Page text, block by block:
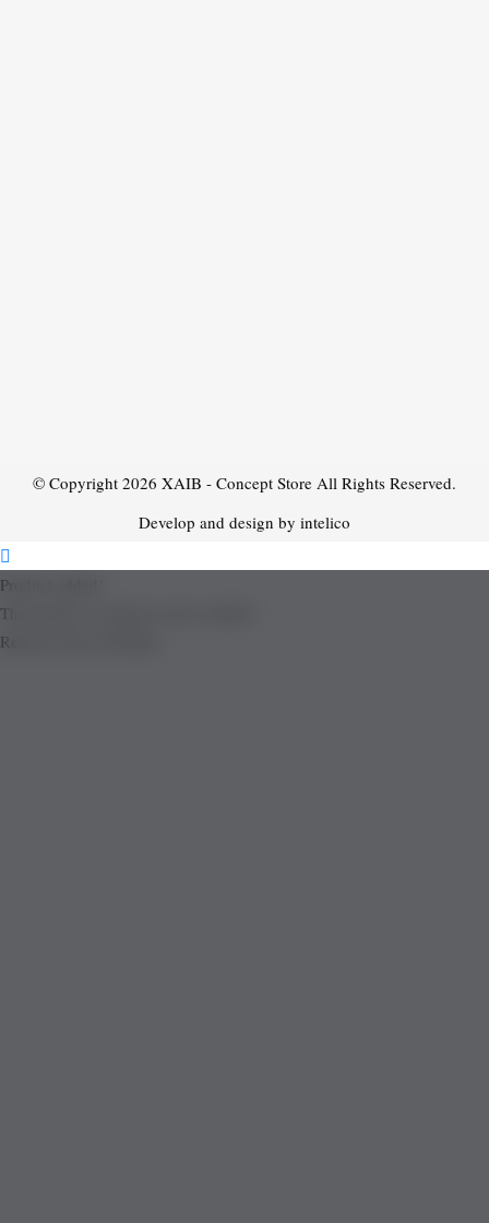
© Copyright 2026 XAIB - Concept Store All Rights Reserved.
Develop and design by intelico
Product added!
The product is already in the wishlist!
Removed from Wishlist